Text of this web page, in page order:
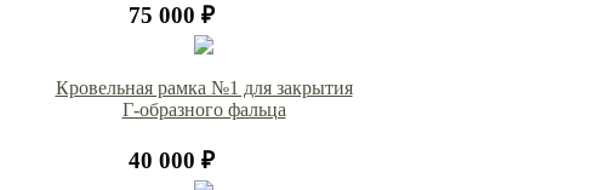
75 000 ₽
Кровельная рамка №1 для закрытия
Г-образного фальца
40 000 ₽